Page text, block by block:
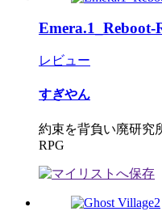
Emera.1_Reboot-
レビュー
すぎやん
約束を背負い廃研究
RPG